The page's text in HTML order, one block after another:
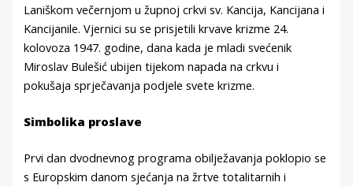
Laniškom večernjom u župnoj crkvi sv. Kancija, Kancijana i
Kancijanile. Vjernici su se prisjetili krvave krizme 24.
kolovoza 1947. godine, dana kada je mladi svećenik
Miroslav Bulešić ubijen tijekom napada na crkvu i
pokušaja sprječavanja podjele svete krizme.
Simbolika proslave
Prvi dan dvodnevnog programa obilježavanja poklopio se
s Europskim danom sjećanja na žrtve totalitarnih i